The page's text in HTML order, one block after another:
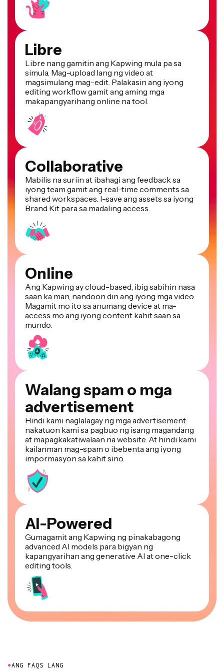
Libre
Libre nang gamitin ang Kapwing mula pa sa
simula. Mag-upload lang ng video at
magsimulang mag-edit. Palakasin ang iyong
editing workflow gamit ang aming mga
makapangyarihang online na tool.
Collaborative
Mabilis na suriin at ibahagi ang feedback sa
iyong team gamit ang real-time comments sa
shared workspaces. I-save ang assets sa iyong
Brand Kit para sa madaling access.
Online
Ang Kapwing ay cloud-based, ibig sabihin nasa
saan ka man, nandoon din ang iyong mga video.
Magamit mo ito sa anumang device at ma-
access mo ang iyong content kahit saan sa
mundo.
Walang spam o mga
advertisement
Hindi kami naglalagay ng mga advertisement:
nakatuon kami sa pagbuo ng isang magandang
at mapagkakatiwalaan na website. At hindi kami
kailanman mag-spam o ibebenta ang iyong
impormasyon sa kahit sino.
AI-Powered
Gumagamit ang Kapwing ng pinakabagong
advanced AI models para bigyan ng
kapangyarihan ang generative AI at one-click
editing tools.
●ANG FAQS LANG